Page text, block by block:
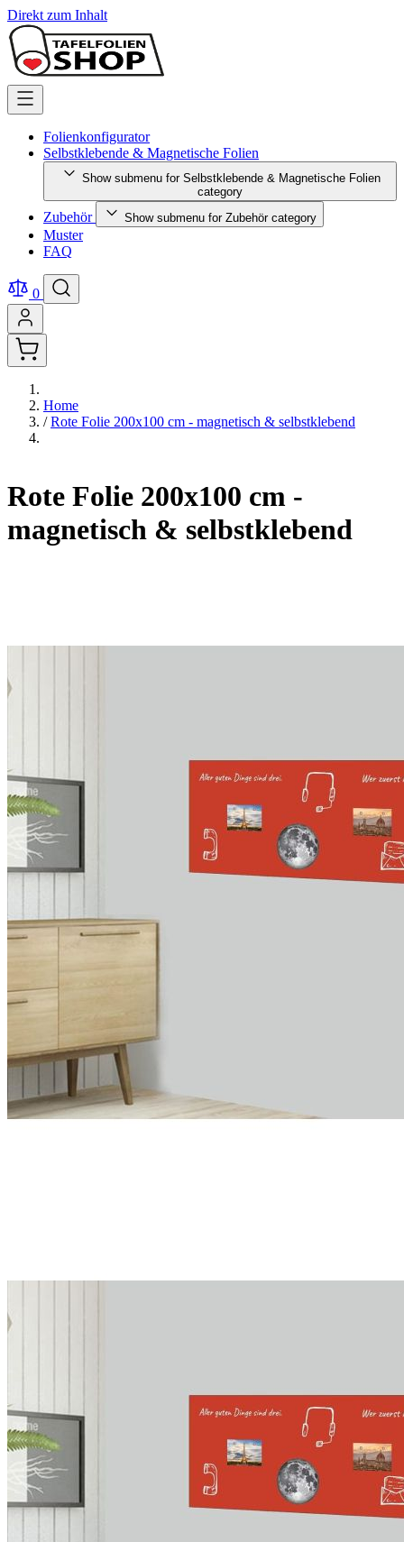
Direkt zum Inhalt
Folienkonfigurator
Selbstklebende & Magnetische Folien
Show submenu for Selbstklebende & Magnetische Folien
category
Zubehör Show submenu for Zubehör category
Muster
FAQ
0
Home
/ Rote Folie 200x100 cm - magnetisch & selbstklebend
Rote Folie 200x100 cm -
magnetisch & selbstklebend